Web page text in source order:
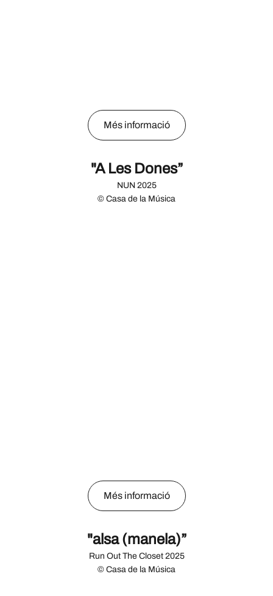
Més informació
"A Les Dones”
NUN 2025
© Casa de la Música
Més informació
"alsa (manela)”
Run Out The Closet 2025
© Casa de la Música